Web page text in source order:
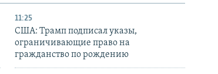
11:25
США: Трамп подписал указы,
ограничивающие право на
гражданство по рождению